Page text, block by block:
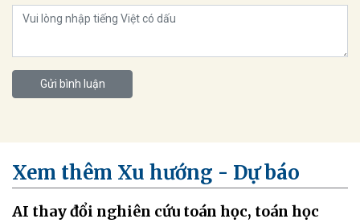
Gửi bình luận
Xem thêm Xu hướng - Dự báo
AI thay đổi nghiên cứu toán học, toán học